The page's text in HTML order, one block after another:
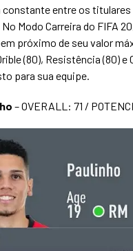
constante entre os
Modo Carreira do FIFA
próximo de seu valor
(80), Resistência (80) e
para sua equipe.
– OVERALL: 71 /